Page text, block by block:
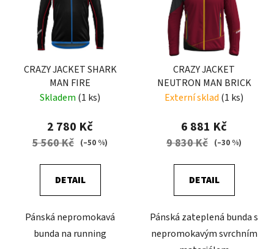
CRAZY JACKET SHARK
MAN FIRE
Skladem (1 ks)
2 780 Kč
5 560 Kč (–50 %)
DETAIL
Pánská nepromokavá
bunda na running
CRAZY JACKET
NEUTRON MAN BRICK
Externí sklad (1 ks)
6 881 Kč
9 830 Kč (–30 %)
DETAIL
Pánská zateplená bunda s
nepromokavým svrchním